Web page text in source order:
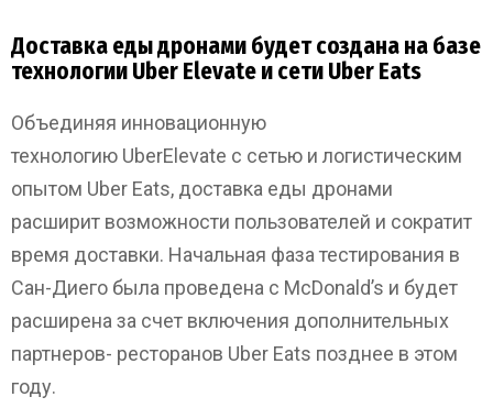
Доставка еды дронами будет создана на базе
технологии Uber Elevate и сети Uber Eats
Объединяя инновационную
технологию UberElevate с сетью и логистическим
опытом Uber Eats, доставка еды дронами
расширит возможности пользователей и сократит
время доставки. Начальная фаза тестирования в
Сан-Диего была проведена с McDonald’s и будет
расширена за счет включения дополнительных
партнеров- ресторанов Uber Eats позднее в этом
году.